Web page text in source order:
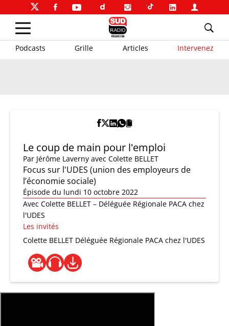
Podcasts Grille Articles Intervenez
Le coup de main pour l'emploi
Par Jérôme Laverny avec Colette BELLET
Focus sur l'UDES (union des employeurs de
l’économie sociale)
Épisode du lundi 10 octobre 2022
Avec Colette BELLET – Déléguée Régionale PACA chez
l'UDES
Les invités
Colette BELLET Déléguée Régionale PACA chez l'UDES